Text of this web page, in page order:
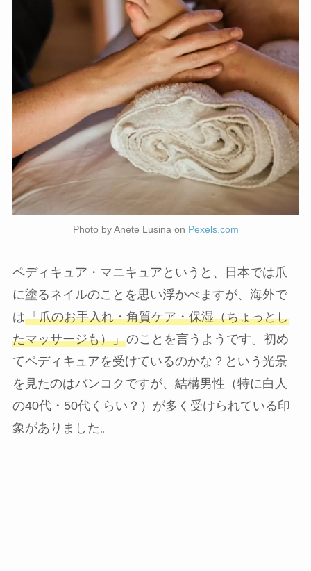
Photo by Anete Lusina on Pexels.com
ペディキュア・マニキュアというと、日本では爪
に塗るネイルのことを思い浮かべますが、海外で
は「爪のお手入れ・角質ケア・保湿（ちょっとし
たマッサージも）」のことを言うようです。初め
てペディキュアを受けているのかな？という光景
を見たのはバンコクですが、結構男性（特に白人
の40代・50代くらい？）が多く受けられている印
象がありました。